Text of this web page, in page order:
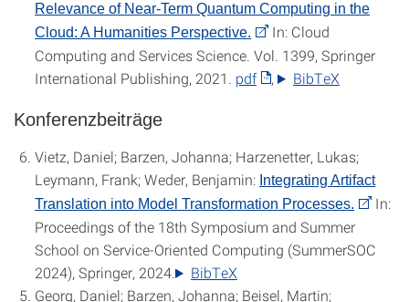
Relevance of Near-Term Quantum Computing in the
Cloud: A Humanities Perspective.
In: Cloud
Computing and Services Science. Vol. 1399, Springer
International Publishing, 2021. pdf , ‌ BibTeX
Konferenzbeiträge
Vietz, Daniel; Barzen, Johanna; Harzenetter, Lukas;
Leymann, Frank; Weder, Benjamin: Integrating Artifact
Translation into Model Transformation Processes.
In:
Proceedings of the 18th Symposium and Summer
School on Service-Oriented Computing (SummerSOC
2024), Springer, 2024.
BibTeX
Georg, Daniel; Barzen, Johanna; Beisel, Martin;